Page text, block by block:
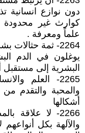
دون نوازع انسانية
كوارث غير محدودة ،
علماً ومعرفة .
2264- ثمة
يوغلون في الدم
البشرية إلى
2265- العلم
والمحبة والتقدم
أشكالها
2266- لا علاقة
والآلهة بكل